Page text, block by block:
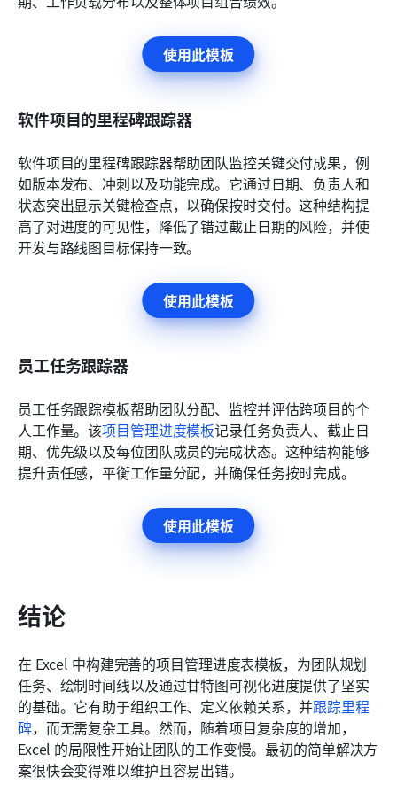
使用此模板
软件项目的里程碑跟踪器
软件项目的里程碑跟踪器帮助团队监控关键交付成果，例
如版本发布、冲刺以及功能完成。它通过日期、负责人和
状态突出显示关键检查点，以确保按时交付。这种结构提
高了对进度的可见性，降低了错过截止日期的风险，并使
开发与路线图目标保持一致。
使用此模板
员工任务跟踪器
员工任务跟踪模板帮助团队分配、监控并评估跨项目的个
人工作量。该项目管理进度模板记录任务负责人、截止日
期、优先级以及每位团队成员的完成状态。这种结构能够
提升责任感，平衡工作量分配，并确保任务按时完成。
使用此模板
结论
在 Excel 中构建完善的项目管理进度表模板，为团队规划
任务、绘制时间线以及通过甘特图可视化进度提供了坚实
的基础。它有助于组织工作、定义依赖关系，并跟踪里程
碑，而无需复杂工具。然而，随着项目复杂度的增加，
Excel 的局限性开始让团队的工作变慢。最初的简单解决方
案很快会变得难以维护且容易出错。